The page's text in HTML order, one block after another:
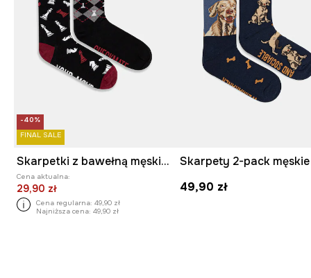
-40%
FINAL SALE
Skarpetki z bawełną męskie w szachy (2-pack)
Cena aktualna:
29,90 zł
Cena regularna: 49,90 zł
Najniższa cena: 49,90 zł
49,90 zł